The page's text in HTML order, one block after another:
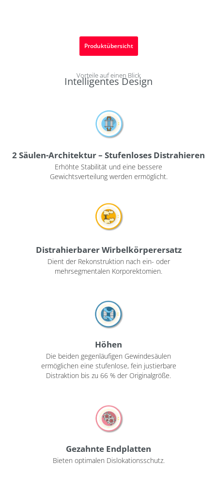
Produktübersicht
Vorteile auf einen Blick
Intelligentes Design
2 Säulen-Architektur – Stufenloses Distrahieren
Erhöhte Stabilität und eine bessere
Gewichtsverteilung werden ermöglicht.
Distrahierbarer Wirbelkörperersatz
Dient der Rekonstruktion nach ein- oder
mehrsegmentalen Korporektomien.
Höhen
Die beiden gegenläufigen Gewindesäulen
ermöglichen eine stufenlose, fein justierbare
Distraktion bis zu 66 % der Originalgröße.
Gezahnte Endplatten
Bieten optimalen Dislokationsschutz.